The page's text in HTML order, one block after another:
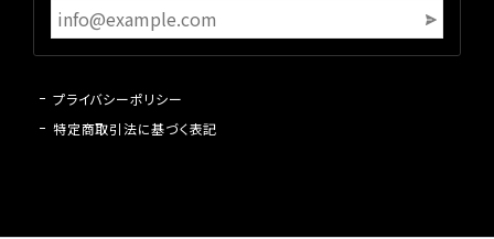
プライバシーポリシー
特定商取引法に基づく表記